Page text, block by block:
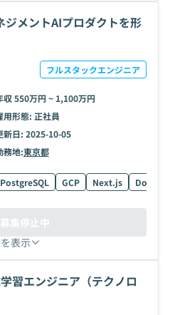
メントAIプロダクトを形
フルスタックエンジニア
収 550万円 ~ 1,100万円
用形態: 正社員
新日: 2025-10-05
務地:東京都
PostgreSQL GCP Next.js Docker
表示
募集停止中
習エンジニア（テクノロ